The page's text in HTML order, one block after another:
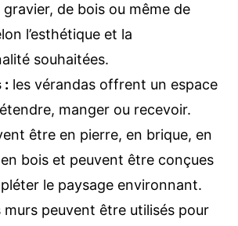
gravier, de bois ou même de
l’esthétique et la
souhaitées.
: les vérandas offrent un espace
manger ou recevoir.
être en pierre, en brique, en
bois et peuvent être conçues
le paysage environnant.
murs peuvent être utilisés pour